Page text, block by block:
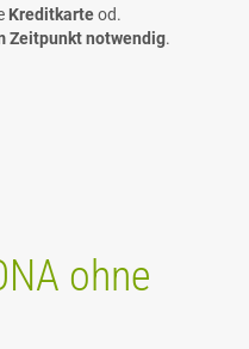
Kreditkarteod.
Zeitpunkt notwendig.
ohne